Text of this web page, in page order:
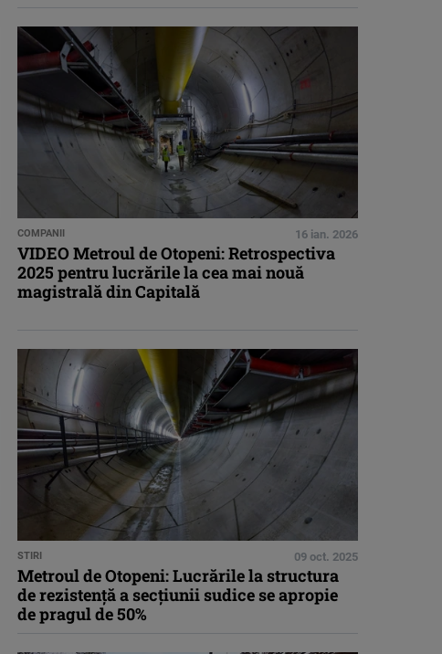
COMPANII 16 ian. 2026
VIDEO Metroul de Otopeni: Retrospectiva
2025 pentru lucrările la cea mai nouă
magistrală din Capitală
STIRI 09 oct. 2025
Metroul de Otopeni: Lucrările la structura
de rezistență a secțiunii sudice se apropie
de pragul de 50%